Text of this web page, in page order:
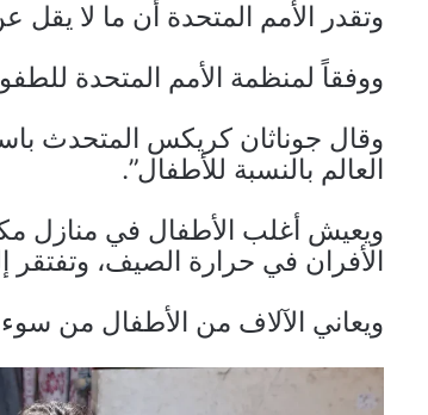
وتقدر الأمم المتحدة أن ما لا يقل عن 19 ألف طفل آخرين أصبحوا
ووفقاً لمنظمة الأمم المتحدة
وقال جوناثان كريكس المتحدث
العالم بالنسبة للأطفال”.
ويعيش أغلب الأطفال في منازل
الأفران في حرارة الصيف، وتفتقر
ويعاني الآلاف من الأطفال من